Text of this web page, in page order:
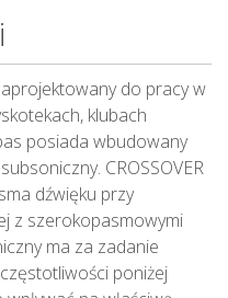
do pracy w
klubach
posiada wbudowany
CROSSOVER
dźwięku przy
z szerokopasmowymi
ma za zadanie
poniżej